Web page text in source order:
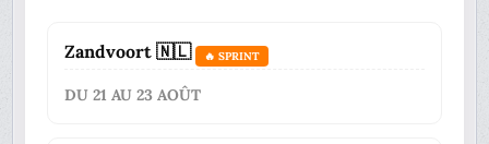
Zandvoort 🇳🇱 🔥 SPRINT
DU 21 AU 23 AOÛT